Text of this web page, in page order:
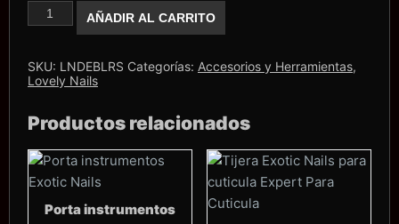
Bledo
Lovely
AÑADIR AL CARRITO
SKU: LNDEBLRS Categorías: Accesorios y Herramientas,
Lovely Nails
Productos relacionados
Porta instrumentos